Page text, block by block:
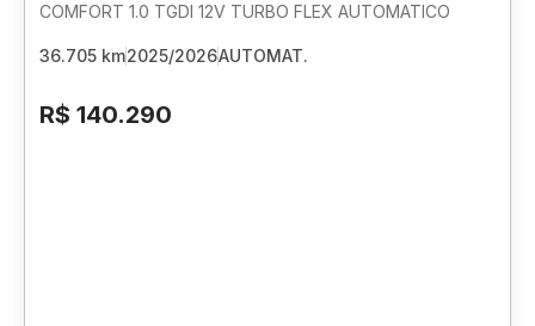
COMFORT 1.0 TGDI 12V TURBO FLEX AUTOMATICO
36.705 km2025/2026AUTOMAT.
R$ 140.290